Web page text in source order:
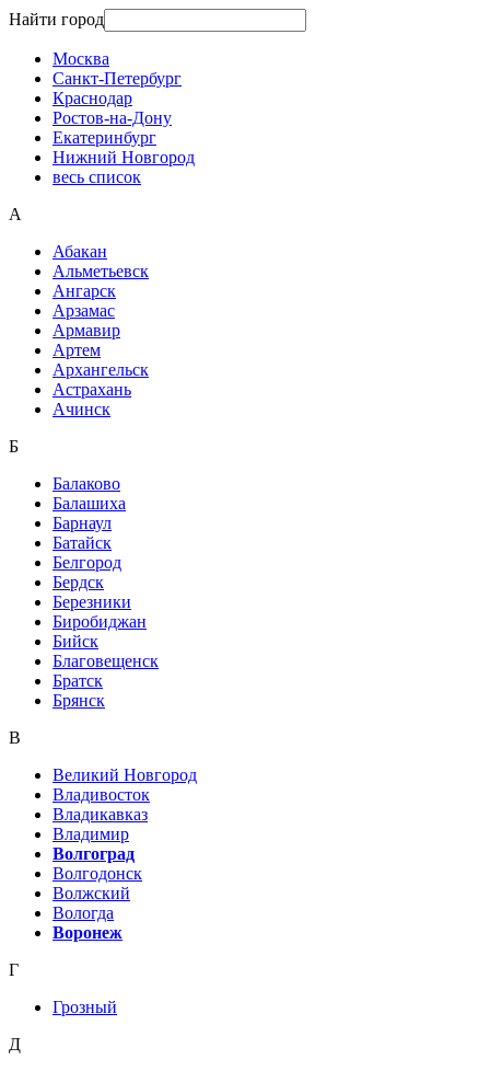
Найти город
Москва
Санкт-Петербург
Краснодар
Ростов-на-Дону
Екатеринбург
Нижний Новгород
весь список
А
Абакан
Альметьевск
Ангарск
Арзамас
Армавир
Артем
Архангельск
Астрахань
Ачинск
Б
Балаково
Балашиха
Барнаул
Батайск
Белгород
Бердск
Березники
Биробиджан
Бийск
Благовещенск
Братск
Брянск
В
Великий Новгород
Владивосток
Владикавказ
Владимир
Волгоград
Волгодонск
Волжский
Вологда
Воронеж
Г
Грозный
Д